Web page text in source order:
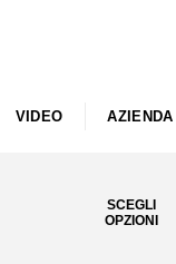
VIDEO AZIENDA
SCEGLI
OPZIONI